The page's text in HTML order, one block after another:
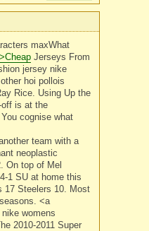
maxWhat
Jerseys From
jersey nike
hoi pollois
Rice. Using Up the
is at the
cognise what
team with a
neoplastic
On top of Mel
1 SU at home this
17 Steelers 10. Most
<a
womens
2010-2011 Super